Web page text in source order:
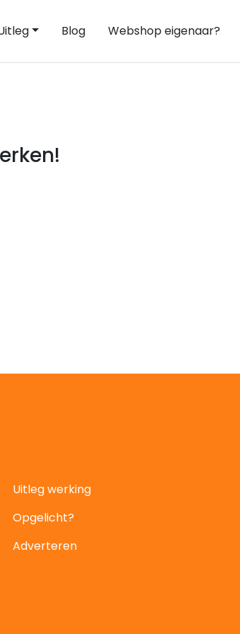
Blog Webshop eigenaar?
Uitleg werking
Opgelicht?
Adverteren